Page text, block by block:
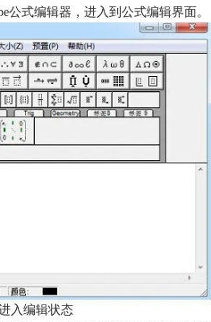
公式编辑器，进入到公式编辑界面。
入编辑状态